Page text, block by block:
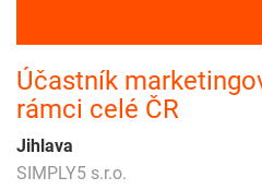
Účastník
rámci celé ČR
Jihlava
SIMPLY5 s.r.o.